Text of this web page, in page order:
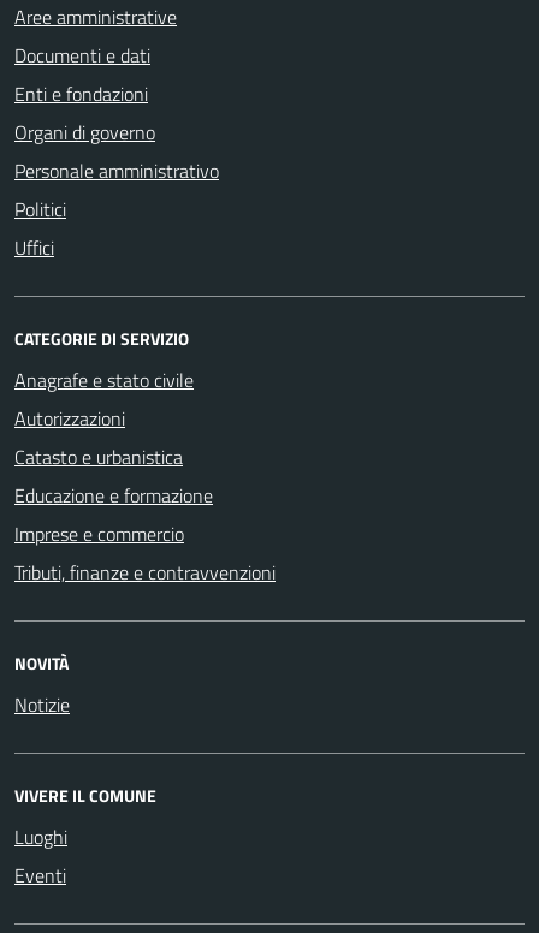
Aree amministrative
Documenti e dati
Enti e fondazioni
Organi di governo
Personale amministrativo
Politici
Uffici
CATEGORIE DI SERVIZIO
Anagrafe e stato civile
Autorizzazioni
Catasto e urbanistica
Educazione e formazione
Imprese e commercio
Tributi, finanze e contravvenzioni
NOVITÀ
Notizie
VIVERE IL COMUNE
Luoghi
Eventi